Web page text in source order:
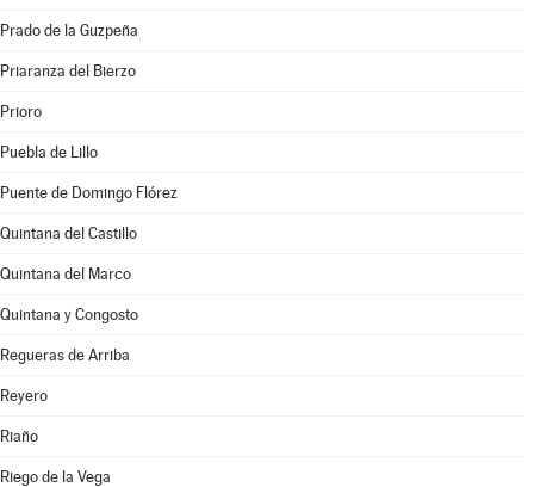
Prado de la Guzpeña
Priaranza del Bierzo
Prioro
Puebla de Lillo
Puente de Domingo Flórez
Quintana del Castillo
Quintana del Marco
Quintana y Congosto
Regueras de Arriba
Reyero
Riaño
Riego de la Vega